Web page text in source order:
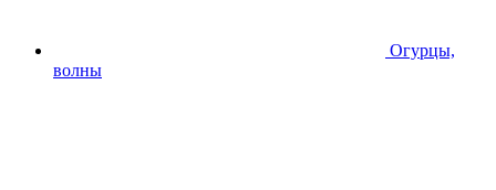
Огурцы,
волны